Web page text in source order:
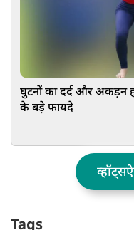
घुटनों का दर्द और अकड़न
के बड़े फायदे
Tags